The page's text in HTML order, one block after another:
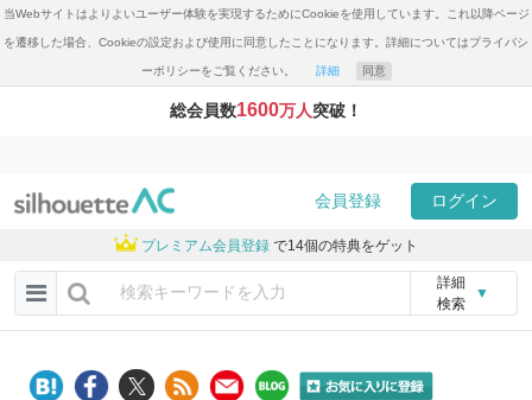
当Webサイトはよりよいユーザー体験を実現するためにCookieを使用しています。これ以降ページ
を遷移した場合、Cookieの設定および使用に同意したことになります。詳細についてはプライバシ
ーポリシーをご覧ください。 詳細 同意
総会員数1600万人突破！
会員登録 ログイン
プレミアム会員登録 で14個の特典をゲット
詳細
検索
▼